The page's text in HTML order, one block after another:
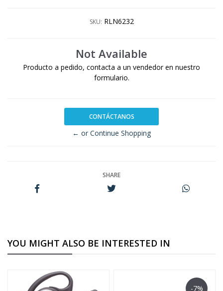
SKU: RLN6232
Not Available
Producto a pedido, contacta a un vendedor en nuestro
formulario.
CONTÁCTANOS
← or Continue Shopping
SHARE
YOU MIGHT ALSO BE INTERESTED IN
-7%